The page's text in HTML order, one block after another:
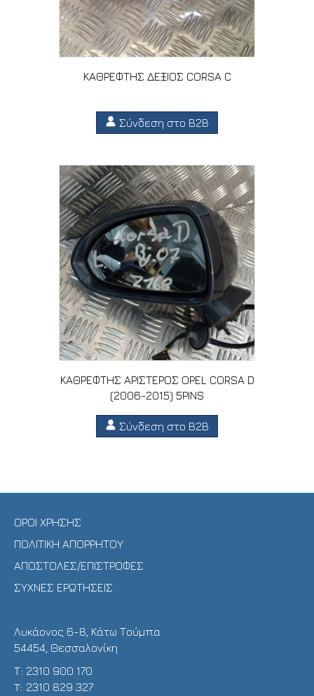
ΚΑΘΡΕΦΤΗΣ ΔΕΞΙΟΣ CORSA C
Σύνδεση στο B2B
ΚΑΘΡΕΦΤΗΣ ΑΡΙΣΤΕΡΟΣ OPEL CORSA D
(2006-2015) 5PINS
Σύνδεση στο B2B
ΟΡΟΙ ΧΡΗΣΗΣ
ΠΟΛΙΤΙΚΗ ΑΠΟΡΡΗΤΟΥ
ΑΠΟΣΤΟΛΕΣ/ΕΠΙΣΤΡΟΦΕΣ
ΣΥΧΝΕΣ ΕΡΩΤΗΣΕΙΣ
Λυκάονος 6-8, Κάτω Τούμπα
54454, Θεσσαλονίκη
Τ: 2310 900 170
T: 2310 829 327